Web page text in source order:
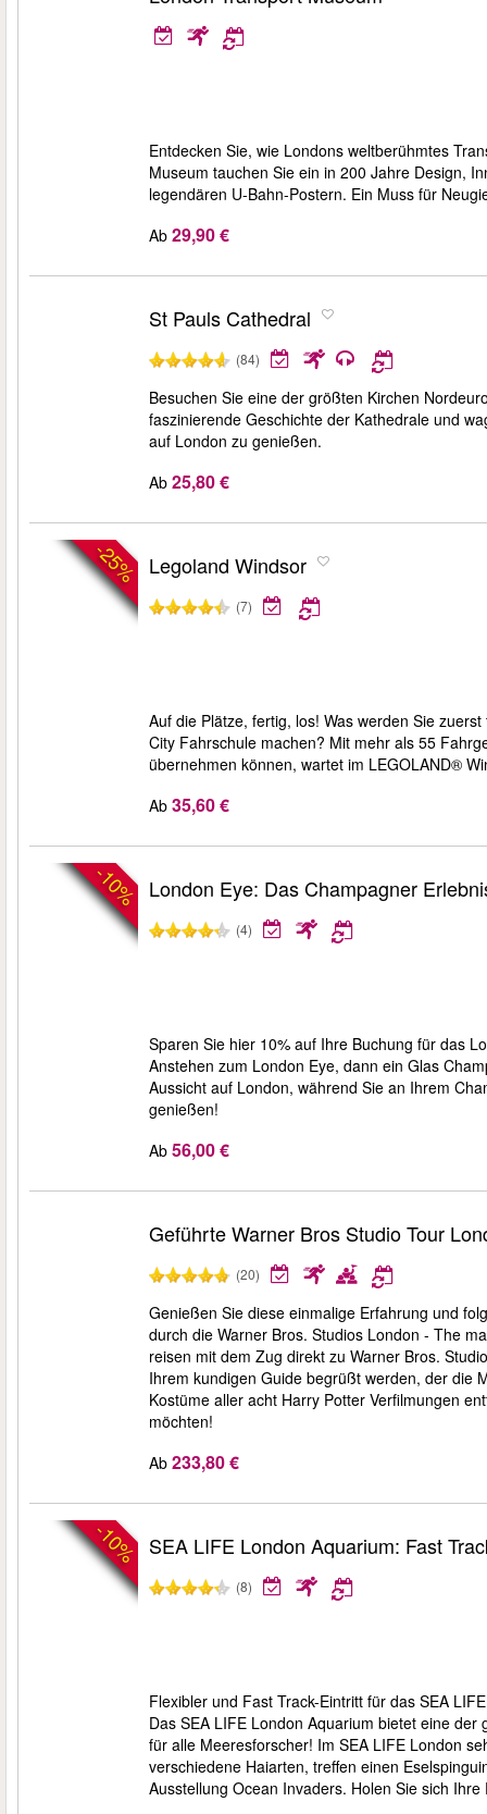
Entdecken Sie, wie Londons weltberühmtes
Museum tauchen Sie ein in 200 Jahre Design,
legendären U-Bahn-Postern. Ein Muss für
Ab 29,90 €
St Pauls Cathedral
(84)
Besuchen Sie eine der größten Kirchen
faszinierende Geschichte der Kathedrale und
auf London zu genießen.
Ab 25,80 €
-25% Legoland Windsor
(7)
Auf die Plätze, fertig, los! Was werden Sie
City Fahrschule machen? Mit mehr als 55
übernehmen können, wartet im LEGOLAND®
Ab 35,60 €
-10% London Eye: Das Champagner
(4)
Sparen Sie hier 10% auf Ihre Buchung für das
Anstehen zum London Eye, dann ein Glas
Aussicht auf London, während Sie an Ihrem
genießen!
Ab 56,00 €
Geführte Warner Bros Studio Tour
(20)
Genießen Sie diese einmalige Erfahrung und
durch die Warner Bros. Studios London - The
reisen mit dem Zug direkt zu Warner Bros.
Ihrem kundigen Guide begrüßt werden, der die
Kostüme aller acht Harry Potter Verfilmungen
möchten!
Ab 233,80 €
-10% SEA LIFE London Aquarium: Fast
(8)
Flexibler und Fast Track-Eintritt für das SEA
Das SEA LIFE London Aquarium bietet eine
für alle Meeresforscher! Im SEA LIFE London
verschiedene Haiarten, treffen einen
Ausstellung Ocean Invaders. Holen Sie sich